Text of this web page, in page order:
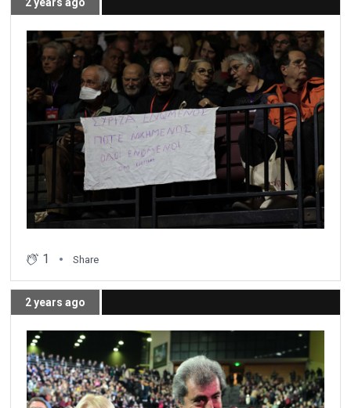
1 Share
2 years ago